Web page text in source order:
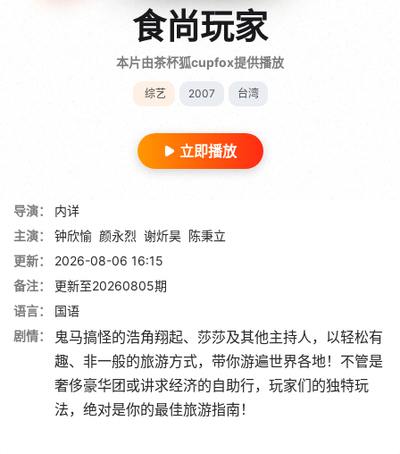
食尚玩家
本片由茶杯狐cupfox提供播放
综艺 2007 台湾
立即播放
导演：
内详
主演：
钟欣愉 颜永烈 谢炘昊 陈秉立
更新：
2026-08-06 16:15
备注：
更新至20260805期
语言：
国语
剧情：
鬼马搞怪的浩角翔起、莎莎及其他主持人，以轻松有
趣、非一般的旅游方式，带你游遍世界各地！不管是
奢侈豪华团或讲求经济的自助行，玩家们的独特玩
法，绝对是你的最佳旅游指南！